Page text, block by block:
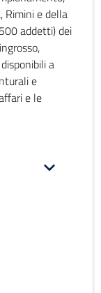
Rimini e della
addetti) dei
a
e
e le